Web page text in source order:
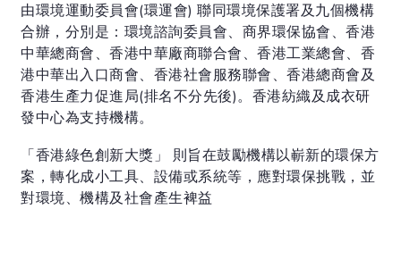
由環境運動委員會(環運會) 聯同環境保護署及九個機構
合辦，分別是：環境諮詢委員會、商界環保協會、香港
中華總商會、香港中華廠商聯合會、香港工業總會、香
港中華出入口商會、香港社會服務聯會、香港總商會及
香港生產力促進局(排名不分先後)。香港紡織及成衣研
發中心為支持機構。
「香港綠色創新大獎」 則旨在鼓勵機構以嶄新的環保方
案，轉化成小工具、設備或系統等，應對環保挑戰，並
對環境、機構及社會產生裨益